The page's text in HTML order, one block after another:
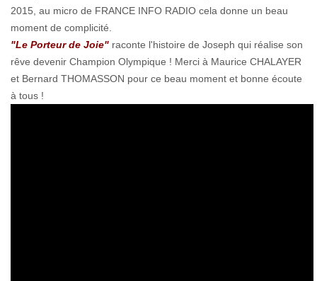
2015, au micro de FRANCE ​INFO RADIO cela donne un beau
moment de complicité.
"Le Porteur de Joie" raconte l'histoire de Joseph qui réalise son
rêve devenir Champion Olympique ! Merci à Maurice CHALAYER
et Bernard THOMASSON pour ce beau moment et bonne écoute
à tous !